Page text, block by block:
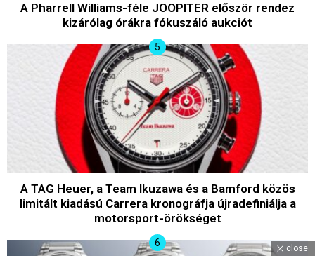
A Pharrell Williams-féle JOOPITER először rendez
kizárólag órákra fókuszáló aukciót
A TAG Heuer, a Team Ikuzawa és a Bamford közös
limitált kiadású Carrera kronográfja újradefiniálja a
motorsport-örökséget
close